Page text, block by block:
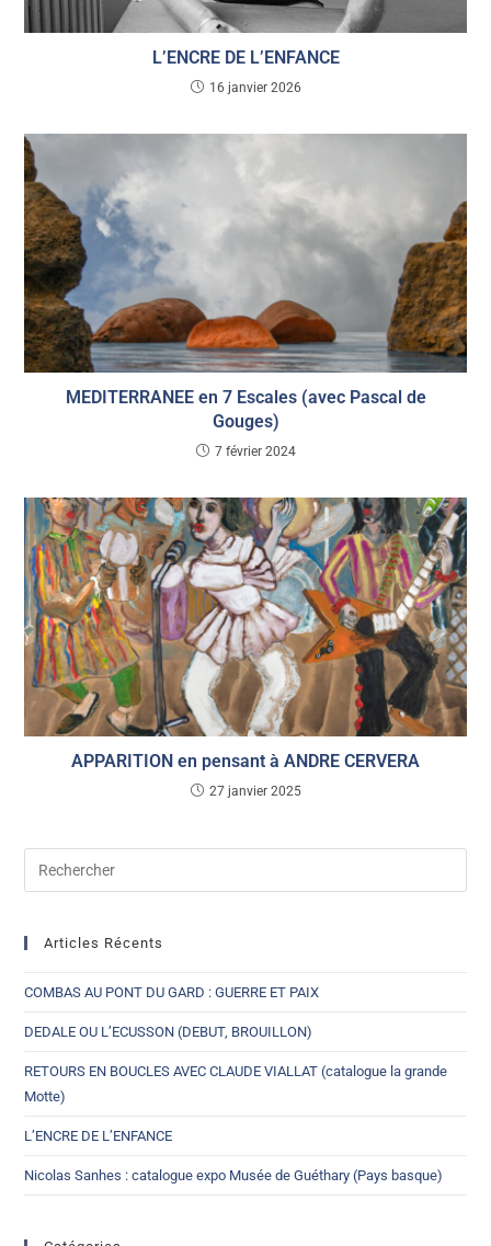
L’ENCRE DE L’ENFANCE
16 janvier 2026
MEDITERRANEE en 7 Escales (avec Pascal de
Gouges)
7 février 2024
APPARITION en pensant à ANDRE CERVERA
27 janvier 2025
Articles Récents
COMBAS AU PONT DU GARD : GUERRE ET PAIX
DEDALE OU L’ECUSSON (DEBUT, BROUILLON)
RETOURS EN BOUCLES AVEC CLAUDE VIALLAT (catalogue la grande
Motte)
L’ENCRE DE L’ENFANCE
Nicolas Sanhes : catalogue expo Musée de Guéthary (Pays basque)